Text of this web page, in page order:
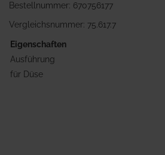
Bestellnummer: 670756177
Vergleichsnummer: 75.617.7
Eigenschaften
Ausführung
für Düse